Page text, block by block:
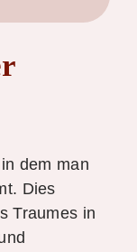
dem man
Dies
Traumes in